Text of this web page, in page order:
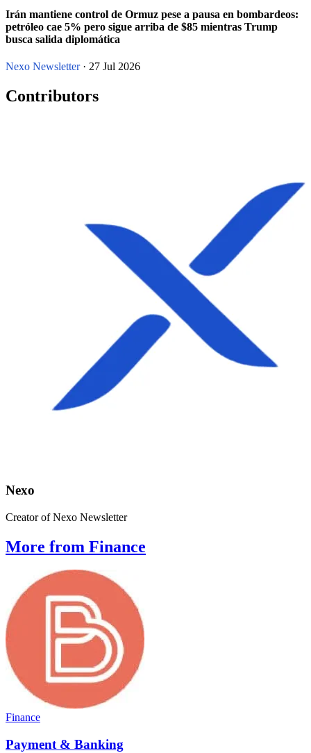
Irán mantiene control de Ormuz pese a pausa en bombardeos:
petróleo cae 5% pero sigue arriba de $85 mientras Trump
busca salida diplomática
Nexo Newsletter· 27 Jul 2026
Contributors
Nexo
Creator of Nexo Newsletter
More from Finance
Finance
Payment & Banking